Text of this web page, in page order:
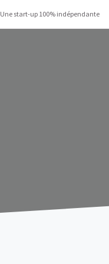
Une start-up 100% indépendante